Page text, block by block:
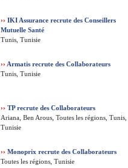
›› IKI Assurance recrute des Conseillers
Mutuelle Santé
Tunis, Tunisie
›› Armatis recrute des Collaborateurs
Tunis, Tunisie
›› TP recrute des Collaborateurs
Ariana, Ben Arous, Toutes les régions, Tunis,
Tunisie
›› Monoprix recrute des Collaborateurs
Toutes les régions, Tunisie